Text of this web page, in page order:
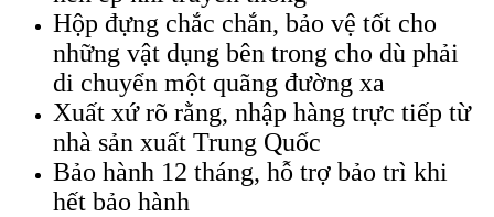
Hộp đựng chắc chắn, bảo vệ tốt cho
những vật dụng bên trong cho dù phải
di chuyển một quãng đường xa
Xuất xứ rõ rằng, nhập hàng trực tiếp từ
nhà sản xuất Trung Quốc
Bảo hành 12 tháng, hỗ trợ bảo trì khi
hết bảo hành